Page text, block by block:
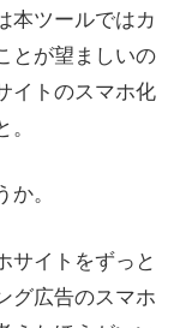
本ツールではカ
とが望ましいの
イトのスマホ化
。
サイトをずっと
グ広告のスマホ